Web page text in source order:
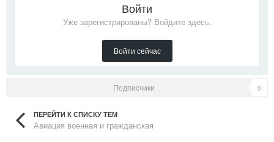
Войти
Уже зарегистрированы? Войдите здесь.
Войти сейчас
Подписчики 0
ПЕРЕЙТИ К СПИСКУ ТЕМ
Авиация военная и гражданская